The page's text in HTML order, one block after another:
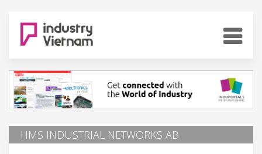
HMS INDUSTRIAL NETWORKS AB